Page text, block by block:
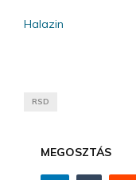
Halazin
RSD
MEGOSZTÁS